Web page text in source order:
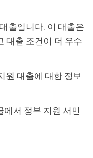
출입니다. 이 대출은
대출 조건이 더 우수
원 대출에 대한 정보
에서 정부 지원 서민